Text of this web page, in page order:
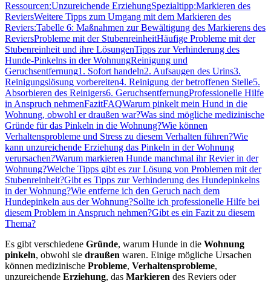
Ressourcen:Unzureichende ErziehungSpezialtipp:Markieren des
ReviersWeitere Tipps zum Umgang mit dem Markieren des
Reviers:Tabelle 6: Maßnahmen zur Bewältigung des Markierens des
ReviersProbleme mit der StubenreinheitHäufige Probleme mit der
Stubenreinheit und ihre LösungenTipps zur Verhinderung des
Hunde-Pinkelns in der WohnungReinigung und
Geruchsentfernung1. Sofort handeln2. Aufsaugen des Urins3.
Reinigungslösung vorbereiten4. Reinigung der betroffenen Stelle5.
Absorbieren des Reinigers6. GeruchsentfernungProfessionelle Hilfe
in Anspruch nehmenFazitFAQWarum pinkelt mein Hund in die
Wohnung, obwohl er draußen war?Was sind mögliche medizinische
Gründe für das Pinkeln in die Wohnung?Wie können
Verhaltensprobleme und Stress zu diesem Verhalten führen?Wie
kann unzureichende Erziehung das Pinkeln in der Wohnung
verursachen?Warum markieren Hunde manchmal ihr Revier in der
Wohnung?Welche Tipps gibt es zur Lösung von Problemen mit der
Stubenreinheit?Gibt es Tipps zur Verhinderung des Hundepinkelns
in der Wohnung?Wie entferne ich den Geruch nach dem
Hundepinkeln aus der Wohnung?Sollte ich professionelle Hilfe bei
diesem Problem in Anspruch nehmen?Gibt es ein Fazit zu diesem
Thema?
Es gibt verschiedene Gründe, warum Hunde in die Wohnung
pinkeln, obwohl sie draußen waren. Einige mögliche Ursachen
können medizinische Probleme, Verhaltensprobleme,
unzureichende Erziehung, das Markieren des Reviers oder